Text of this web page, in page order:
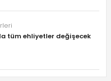
tüm ehliyetler değişecek